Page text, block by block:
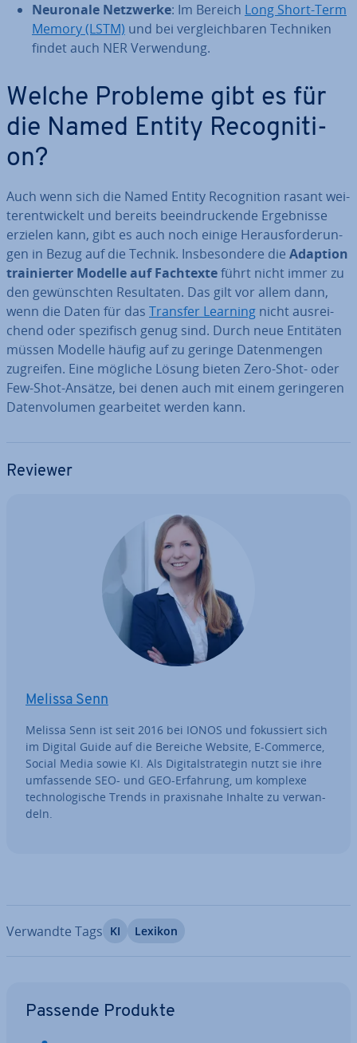
Neuronale Netzwerke: Im Bereich Long Short-Term
Memory (LSTM) und bei ver­gleich­ba­ren Techniken
findet auch NER Ver­wen­dung.
Welche Probleme gibt es für
die Named Entity Re­co­gni­ti­
on?
Auch wenn sich die Named Entity Re­co­gni­ti­on rasant wei­
ter­ent­wi­ckelt und bereits be­ein­dru­cken­de Er­geb­nis­se
erzielen kann, gibt es auch noch einige Her­aus­for­de­run­
gen in Bezug auf die Technik. Ins­be­son­de­re die Adaption
trai­nier­ter Modelle auf Fachtexteführt nicht immer zu
den ge­wünsch­ten Re­sul­ta­ten. Das gilt vor allem dann,
wenn die Daten für das Transfer Learning nicht aus­rei­
chend oder spe­zi­fisch genug sind. Durch neue Entitäten
müssen Modelle häufig auf zu geringe Da­ten­men­gen
zugreifen. Eine mögliche Lösung bieten Zero-Shot- oder
Few-Shot-Ansätze, bei denen auch mit einem ge­rin­ge­ren
Da­ten­vo­lu­men ge­ar­bei­tet werden kann.
Reviewer
Melissa Senn
Melissa Senn ist seit 2016 bei IONOS und fo­kus­siert sich
im Digital Guide auf die Bereiche Website, E-Commerce,
Social Media sowie KI. Als Di­gi­tal­stra­te­gin nutzt sie ihre
um­fas­sen­de SEO- und GEO-Erfahrung, um komplexe
tech­no­lo­gi­sche Trends in pra­xis­na­he Inhalte zu ver­wan­
deln.
Verwandte Tags KI Lexikon
Passende Produkte